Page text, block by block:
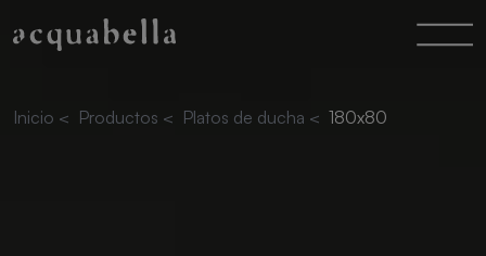
Inicio < Productos < Platos de ducha < 180x80